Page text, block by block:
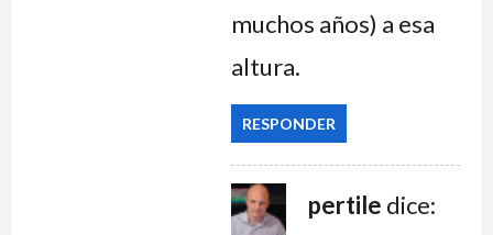
muchos años) a esa
altura.
RESPONDER
pertile dice: